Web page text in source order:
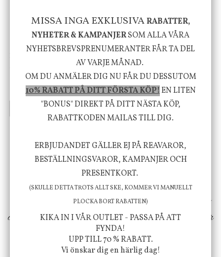
Skål, Hands marmor
635 kr795 kr
KÖP
Nicolas Vahé
Serveringsfat, Ostron,
Stengods
415 kr
INFO KÖP
Vi vill förmedla känsla, upplevelse och
välbefinnande för dig och ditt hem! Med
inspiration från naturen och dess färgpalett
erbjuder vi omsorgsfullt utvalda produkter som
ökar trivsel i ditt hem och ger det lilla extra för
att öka ditt välmående!
MISSA INGA EXKLUSIVARABATTER,
NYHETER & KAMPANJERSOM ALLA VÅRA
NYHETSBREVSPRENUMERANTER FÅR TA DEL
AV VARJE MÅNAD.
OM DU ANMÄLER DIG NU FÅR DU DESSUTOM
10% RABATT PÅ DITT FÖRSTA KÖP!EN LITEN
"BONUS" DIREKT PÅ DITT NÄSTA KÖP,
RABATTKODEN MAILAS TILL DIG.
ERBJUDANDET GÄLLER EJ PÅ REAVAROR,
BESTÄLLNINGSVAROR, KAMPANJER OCH
PRESENTKORT.
(SKULLE DETTA TROTS ALLT SKE, KOMMER VI MANUELLT
PLOCKA BORT RABATTEN)
KIKA IN I VÅR OUTLET - PASSA PÅ ATT
FYNDA!
UPP TILL 70 % RABATT.
Vi önskar dig en härlig dag!